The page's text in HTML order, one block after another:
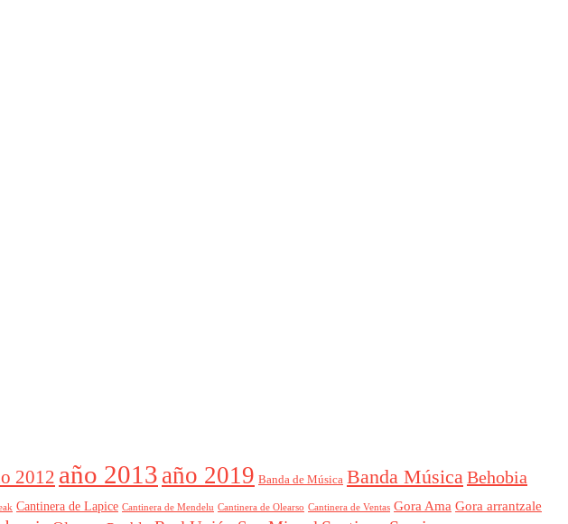
2012 año 2013 año 2019 Banda de Música Banda MúsicaBehobia
Cantinera de Lapice Cantinera de Mendelu Cantinera de Olearso Cantinera de Ventas Gora Ama Gora arrantzale